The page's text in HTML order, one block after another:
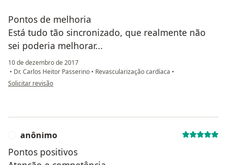
Pontos de melhoria
Está tudo tão sincronizado, que realmente não
sei poderia melhorar...
10 de dezembro de 2017
• Dr. Carlos Heitor Passerino • Revascularização cardíaca •
na opinião do utilizador usuário
Solicitar revisão
anônimo
Pontos positivos